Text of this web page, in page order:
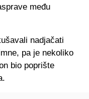
među
nadjačati
pa je nekoliko
bio poprište